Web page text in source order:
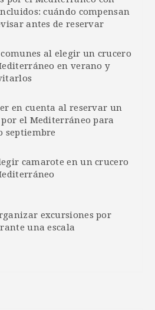
cuándo compensan
antes de reservar
al elegir un crucero
en verano y
en cuenta al reservar un
el Mediterráneo para
septiembre
camarote en un crucero
excursiones por
una escala